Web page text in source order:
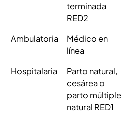
terminada
RED2
Ambulatoria
Médico en
línea
Hospitalaria
Parto natural,
cesárea o
parto múltiple
natural RED1